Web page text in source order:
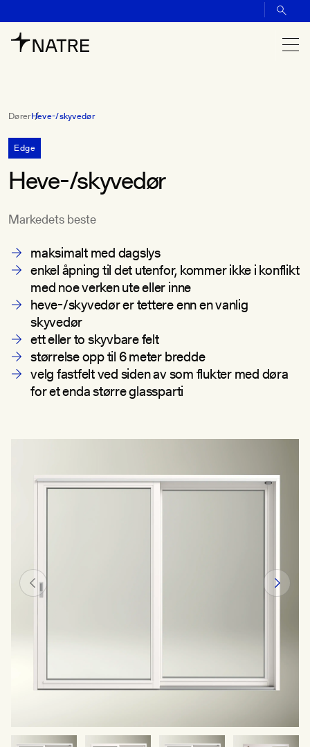
DørerHeve-/skyvedør
Edge
Heve-/skyvedør
Markedets beste
maksimalt med dagslys
enkel åpning til det utenfor, kommer ikke i konflikt
med noe verken ute eller inne
heve-/skyvedør er tettere enn en vanlig
skyvedør
ett eller to skyvbare felt
størrelse opp til 6 meter bredde
velg fastfelt ved siden av som flukter med døra
for et enda større glassparti